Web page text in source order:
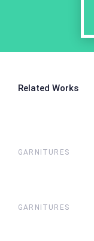
Related Works
GARNITURES
GARNITURES